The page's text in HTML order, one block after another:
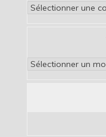
Catégories
Archives